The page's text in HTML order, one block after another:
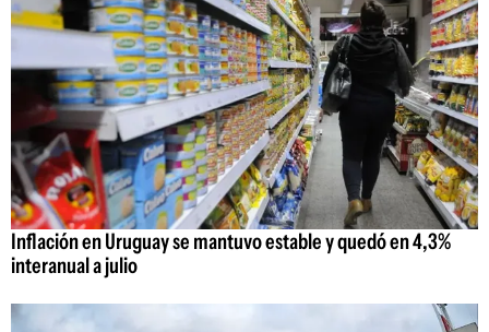
Inflación en Uruguay se mantuvo estable y quedó en 4,3%
interanual a julio